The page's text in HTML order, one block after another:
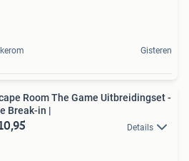
Gisteren
Room The Game Uitbreidingset -
Break-in |
Details